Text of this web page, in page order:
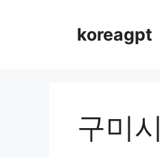
koreagpt
구미